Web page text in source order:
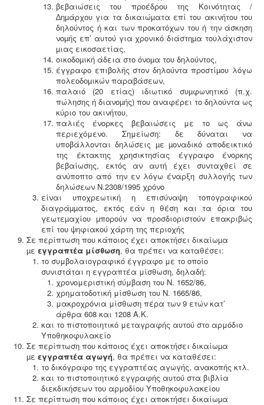
βεβαιώσεις του προέδρου της Κοινότητας /
∆ηµάρχου για τα δικαιώµατα επί του ακινήτου του
δηλούντος ή και των προκατόχων του ή την άσκηση
νοµής επ’ αυτού για χρονικό διάστηµα τουλάχιστον
µιας εικοσαετίας,
οικοδοµική άδεια στο όνοµα του δηλούντος,
έγγραφο επιβολής στον δηλούντα προστίµου λόγω
πολεοδοµικών παραβάσεων,
παλαιό (20 ετίας) ιδιωτικό συµφωνητικό (π.χ.
πώλησης ή διανοµής) που αναφέρει το δηλούντα ως
κύριο του ακινήτου,
παλιές ένορκες βεβαιώσεις με το ως άνω
περιεχόμενο. Σημείωση: δε δύναται να
υποβάλλονται δηλώσεις µε µοναδικό αποδεικτικό
της έκτακτης χρησικτησίας έγγραφο ένορκης
βεβαίωσης, εκτός αν αυτή έχει συνταχθεί σε
ανύποπτο από την εν λόγω έναρξη συλλογής των
δηλώσεων Ν.2308/1995 χρόνο
είναι υποχρεωτική η επισύναψη τοπογραφικού
διαγράµµατος, εκτός εάν η θέση και τα όρια του
γεωτεµαχίου µπορούν να προσδιοριστούν επακριβώς
επί του ψηφιακού χάρτη της περιοχής
Σε περίπτωση που κάποιος έχει αποκτήσει δικαίωµα
µε εγγραπτέα μίσθωση, θα πρέπει να καταθέσει:
το συμβολαιογραφικό έγγραφο με το οποίο
συνιστάται η εγγραπτέα μίσθωση, δηλαδή:
χρονομεριστική σύμβαση του Ν. 1652/86,
χρηματοδοτική μίσθωση του Ν. 1665/86,
μακροχρόνια μίσθωση πέρα των 9 ετών κατ’
άρθρα 608 και 1208 Α.Κ.
και το πιστοποιητικό μεταγραφής αυτού στο αρμόδιο
Υποθηκοφυλακείο
Σε περίπτωση που κάποιος έχει αποκτήσει δικαίωµα
µε εγγραπτέα αγωγή, θα πρέπει να καταθέσει:
το δικόγραφο της εγγραπτέας αγωγής, ανακοπής κτλ.
και το πιστοποιητικό εγγραφής αυτού στα βιβλία
διεκδικήσεων του αρμοδίου Υποθηκοφυλακείου
Σε περίπτωση που κάποιος έχει αποκτήσει δικαίωµα